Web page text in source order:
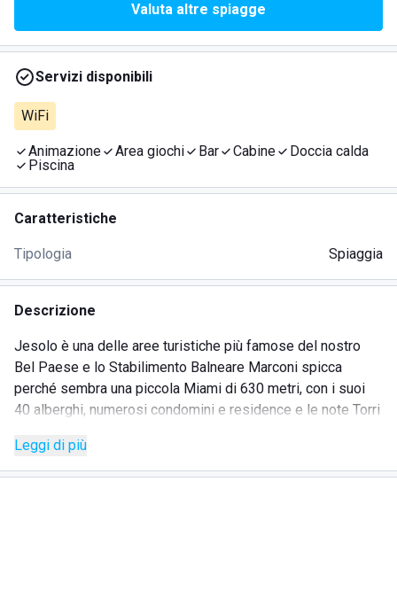
Valuta altre spiagge
Servizi disponibili
WiFi
Animazione Area giochi Bar Cabine
Doccia calda
Piscina
Caratteristiche
Tipologia Spiaggia
Descrizione
Jesolo è una delle aree turistiche più famose del nostro
Bel Paese e lo Stabilimento Balneare Marconi spicca
perché sembra una piccola Miami di 630 metri, con i suoi
40 alberghi, numerosi condomini e residence e le note Torri
Quando gli ospiti, che possono essere fino a seimila,
Leggi di più